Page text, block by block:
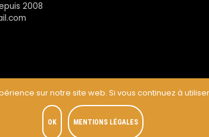
2008
sur notre site web. Si vous continuez à
OK MENTIONS LÉGALES